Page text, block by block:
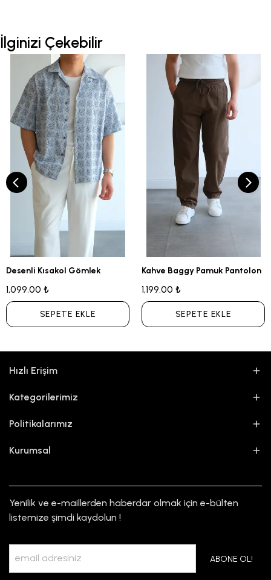
İlginizi Çekebilir
Desenli Kısakol Gömlek
1,099.00 ₺
SEPETE EKLE
Kahve Baggy Pamuk Pantolon
1,199.00 ₺
SEPETE EKLE
Hızlı Erişim
Kategorilerimiz
Politikalarımız
Kurumsal
Yenilik ve e-maillerden haberdar olmak için e-bülten
listemize şimdi kaydolun !
ABONE OL!